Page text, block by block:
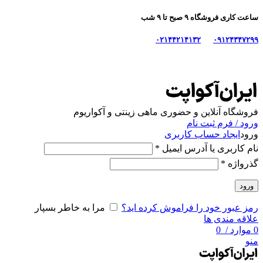
ساعت کاری فروشگاه ۹ صبح تا ۹ شب
۰۹۱۲۴۳۴۷۲۹۹ ۰۲۱۴۴۲۱۴۱۳۲
فروشگاه آنلاین و حضوری ماهی‌ زینتی و آکواریوم
ورود / فرم ثبت نام
ورود ایجاد حساب کاربری
نام کاربری یا آدرس ایمیل *
گذرواژه *
ورود
رمز عبور خود را فراموش کرده اید؟
مرا به خاطر بسپار
علاقه مندی ها
0 موارد /
منو